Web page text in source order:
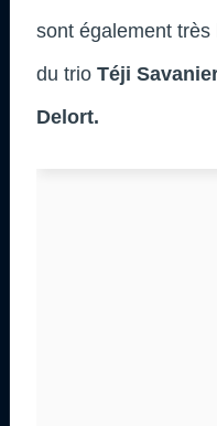
sont également très
du trio Téji
Delort.